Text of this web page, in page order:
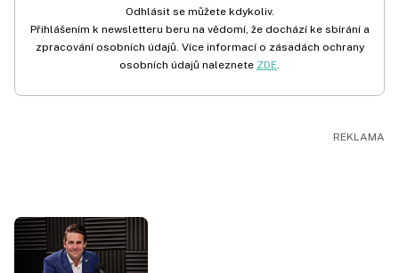
Odhlásit se můžete kdykoliv.
Přihlášením k newsletteru beru na vědomí, že dochází ke sbírání a
zpracování osobních údajů. Více informací o zásadách ochrany
osobních údajů naleznete ZDE.